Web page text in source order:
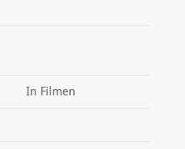
In Filmen